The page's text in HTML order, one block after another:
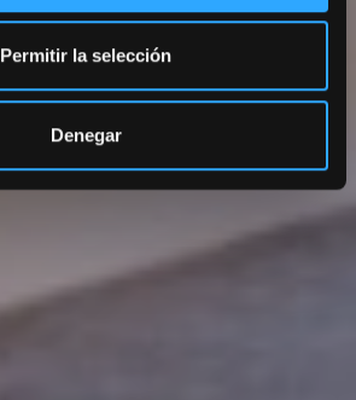
Permitir la selección
Denegar